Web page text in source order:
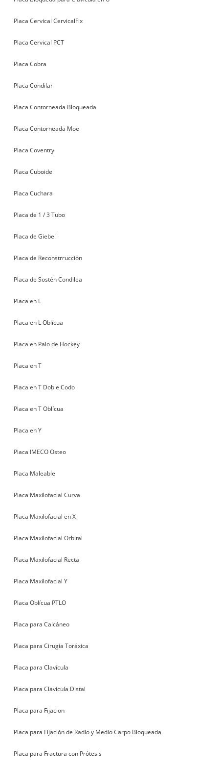
Placa Cervical CervicalFix
Placa Cervical PCT
Placa Cobra
Placa Condilar
Placa Contorneada Bloqueada
Placa Contorneada Moe
Placa Coventry
Placa Cuboide
Placa Cuchara
Placa de 1 / 3 Tubo
Placa de Giebel
Placa de Reconstrrucción
Placa de Sostén Condilea
Placa en L
Placa en L Oblícua
Placa en Palo de Hockey
Placa en T
Placa en T Doble Codo
Placa en T Oblícua
Placa en Y
Placa IMECO Osteo
Placa Maleable
Placa Maxilofacial Curva
Placa Maxilofacial en X
Placa Maxilofacial Orbital
Placa Maxilofacial Recta
Placa Maxilofacial Y
Placa Oblícua PTLO
Placa para Calcáneo
Placa para Cirugía Toráxica
Placa para Clavícula
Placa para Clavícula Distal
Placa para Fijacion
Placa para Fijación de Radio y Medio Carpo Bloqueada
Placa para Fractura con Prótesis